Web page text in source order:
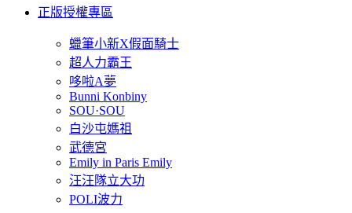
正版授權專區
蠟筆小新X假面騎士
超人力霸王
哆啦A夢
Bunni Konbiny
SOU·SOU
白沙屯媽祖
武德宮
Emily in Paris Emily
汪汪隊立大功
POLI波力